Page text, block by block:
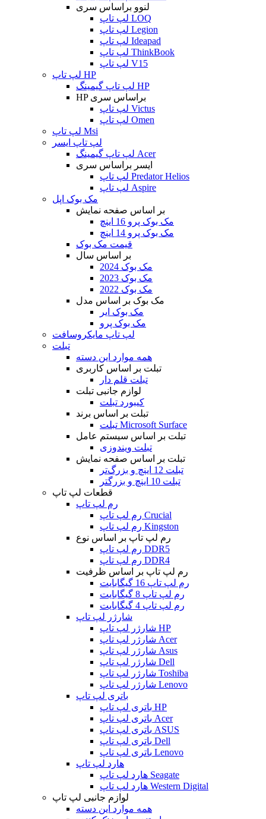
لنوو براساس سری
لپ تاپ LOQ
لپ تاپ Legion
لپ تاپ Ideapad
لپ تاپ ThinkBook
لپ تاپ V15
لپ تاپ HP
لپ تاپ گیمینگ HP
HP براساس سری
لپ تاپ Victus
لپ تاپ Omen
لپ تاپ Msi
لپ تاپ ایسر
لپ تاپ گیمینگ Acer
ایسر براساس سری
لپ تاپ Predator Helios
لپ تاپ Aspire
مک بوک اپل
بر اساس صفحه نمایش
مک بوک پرو 16 اینچ
مک بوک پرو 14 اینچ
قیمت مک بوک
بر اساس سال
مک بوک 2024
مک بوک 2023
مک بوک 2022
مک بوک بر اساس مدل
مک بوک ایر
مک بوک پرو
لپ تاپ مایکروسافت
تبلت
همه موارد این دسته
تبلت بر اساس کاربری
تبلت قلم دار
لوازم جانبی تبلت
کیبورد تبلت
تبلت بر اساس برند
تبلت Microsoft Surface
تبلت بر اساس سیستم عامل
تبلت ویندوزی
تبلت بر اساس صفحه نمایش
تبلت 12 اینچ و بزرگ‌تر
تبلت 10 اینچ و بزرگتر
قطعات لپ تاپ
رم لپ تاپ
رم لپ تاپ Crucial
رم لپ تاپ Kingston
رم لپ تاپ بر اساس نوع
رم لپ تاپ DDR5
رم لپ تاپ DDR4
رم لپ تاپ بر اساس ظرفیت
رم لپ تاپ 16 گیگابایت
رم لپ تاپ 8 گیگابایت
رم لپ تاپ 4 گیگابایت
شارژر لپ تاپ
شارژر لپ تاپ HP
شارژر لپ تاپ Acer
شارژر لپ تاپ Asus
شارژر لپ تاپ Dell
شارژر لپ تاپ Toshiba
شارژر لپ تاپ Lenovo
باتری لپ تاپ
باتری لپ تاپ HP
باتری لپ تاپ Acer
باتری لپ تاپ ASUS
باتری لپ تاپ Dell
باتری لپ تاپ Lenovo
هارد لپ تاپ
هارد لپ تاپ Seagate
هارد لپ تاپ Western Digital
لوازم جانبی لپ تاپ
همه موارد این دسته